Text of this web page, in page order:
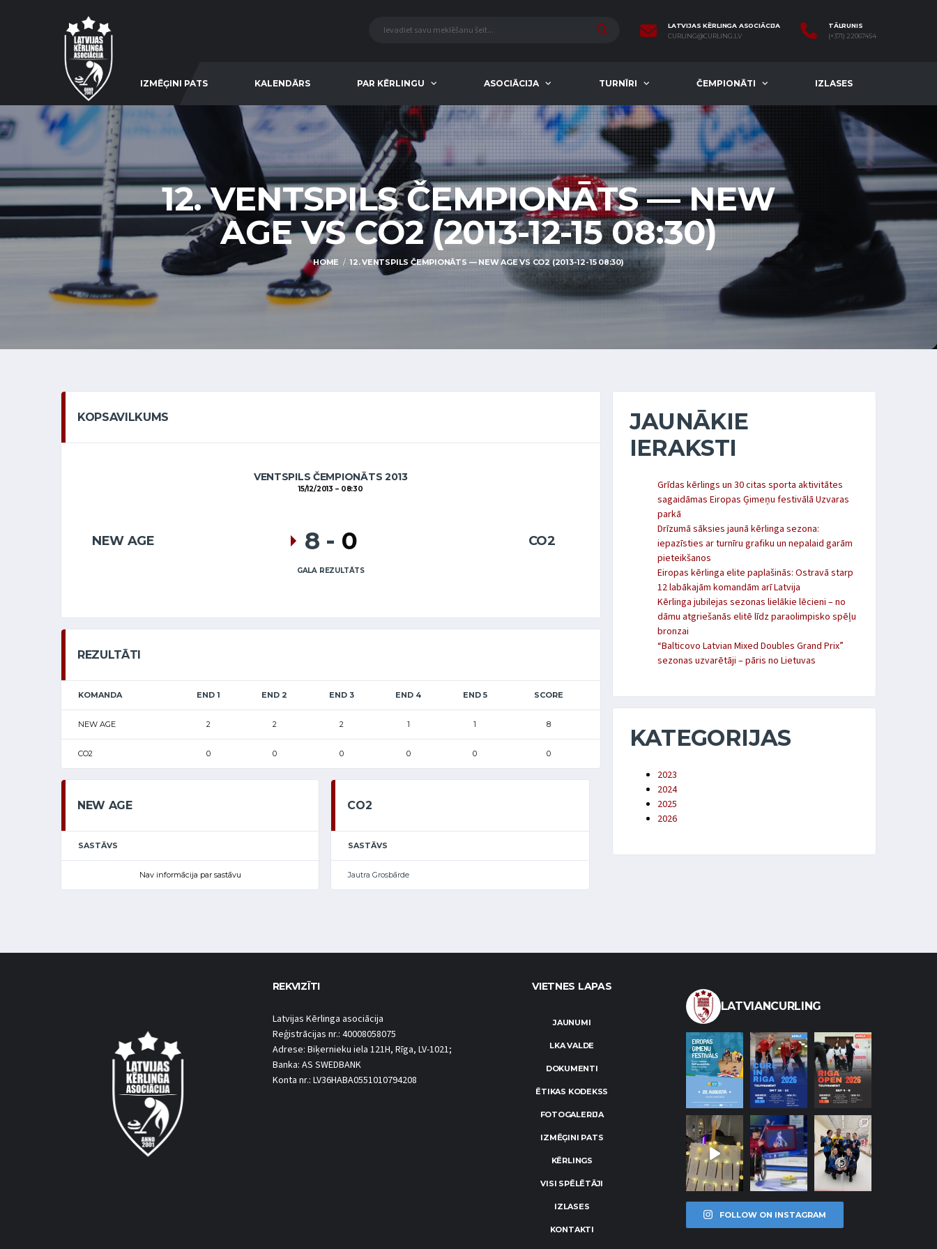
LATVIJAS KĒRLINGA ASOCIĀCIJA
CURLING@CURLING.LV
TĀLRUNIS
(+371) 22067454
IZMĒĢINI PATS KALENDĀRS PAR KĒRLINGU ASOCIĀCIJA TURNĪRI ČEMPIONĀTI IZLASES
12. VENTSPILS ČEMPIONĀTS — NEW
AGE VS CO2 (2013-12-15 08:30)
HOME 12. VENTSPILS ČEMPIONĀTS — NEW AGE VS CO2 (2013-12-15 08:30)
KOPSAVILKUMS
VENTSPILS ČEMPIONĀTS 2013
15/12/2013 08:30
NEW AGE CO2
8 - 0
GALA REZULTĀTS
REZULTĀTI
KOMANDA END 1 END 2 END 3 END 4 END 5 SCORE
NEW AGE 2 2 2 1 1 8
CO2 0 0 0 0 0 0
NEW AGE
SASTĀVS
Nav informācija par sastāvu
CO2
SASTĀVS
Jautra Grosbārde
JAUNĀKIE
IERAKSTI
Grīdas kērlings un 30 citas sporta aktivitātes
sagaidāmas Eiropas Ģimeņu festivālā Uzvaras
parkā
Drīzumā sāksies jaunā kērlinga sezona:
iepazīsties ar turnīru grafiku un nepalaid garām
pieteikšanos
Eiropas kērlinga elite paplašinās: Ostravā starp
12 labākajām komandām arī Latvija
Kērlinga jubilejas sezonas lielākie lēcieni – no
dāmu atgriešanās elitē līdz paraolimpisko spēļu
bronzai
“Balticovo Latvian Mixed Doubles Grand Prix”
sezonas uzvarētāji – pāris no Lietuvas
KATEGORIJAS
2023
2024
2025
2026
REKVIZĪTI
Latvijas Kērlinga asociācija
Reģistrācijas nr.: 40008058075
Adrese: Biķernieku iela 121H, Rīga, LV-1021;
Banka: AS SWEDBANK
Konta nr.: LV36HABA0551010794208
VIETNES LAPAS
JAUNUMI
LKA VALDE
DOKUMENTI
ĒTIKAS KODEKSS
FOTOGALERIJA
IZMĒĢINI PATS
KĒRLINGS
VISI SPĒLĒTĀJI
IZLASES
KONTAKTI
LATVIANCURLING
FOLLOW ON INSTAGRAM